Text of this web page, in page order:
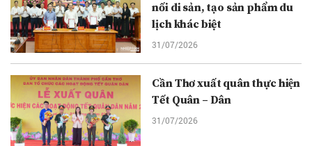
nối di sản, tạo sản phẩm du
lịch khác biệt
31/07/2026
Cần Thơ xuất quân thực hiện
Tết Quân – Dân
31/07/2026